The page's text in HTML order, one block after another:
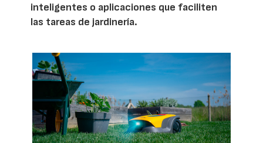
inteligentes o aplicaciones que faciliten
las tareas de jardinería.